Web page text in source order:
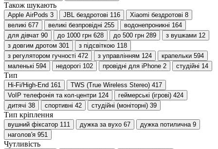
Також шукають
Apple AirPods 3 JBL бездротові 116 Xiaomi бездротові 8
великі 677 великі безпровідні 255 водонепроникні 164
для дівчат 90 до 1000 грн 628 до 500 грн 289 з вушками 12
з довгим дротом 301 з підсвіткою 118
з регулятором гучності 472 з управлінням 124 крапельки 594
маленькі 594 недорогі 102 провідні для iPhone 2 студійні 14
Тип
Hi-Fi/High-End 161 TWS (True Wireless Stereo) 417
VoIP телефонія та кол-центри 124 геймерські (ігрові) 424
дитячі 38 спортивні 42 студійні (моніторні) 39
Тип кріплення
вушний фіксатор 111 дужка за вухо 67 дужка потилична 9
наголов'я 951
Чутливість